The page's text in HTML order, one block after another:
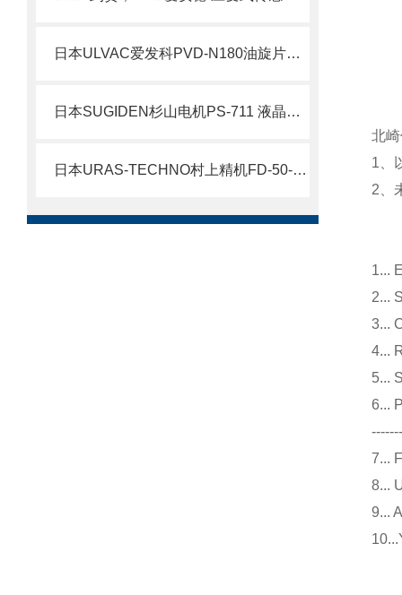
日本ULVAC爱发科PVD-N180油旋片式真空泵
日本SUGIDEN杉山电机PS-711 液晶显示屏电子凸轮
日本URAS-TECHNO村上精机FD-50-90LB振动给料机北崎有售
北
1、
2、
1...
2...
3...
4...
5...
6...
7...
8...
9...